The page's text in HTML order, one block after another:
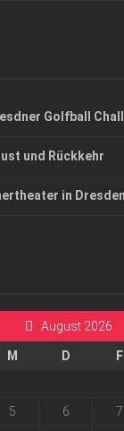
Golfball
und Rückkehr
in
August 2026
M D F
5 6 7